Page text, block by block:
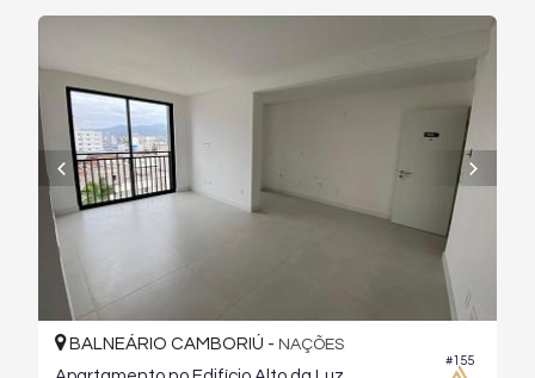
#155
BALNEÁRIO CAMBORIÚ - NAÇÕES